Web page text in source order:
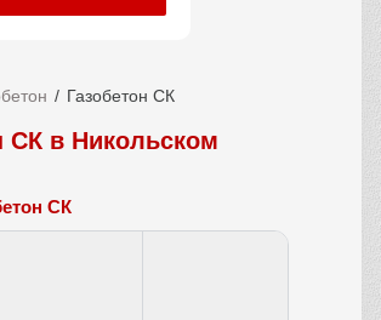
Газобетон СК
СК в Никольском
СК